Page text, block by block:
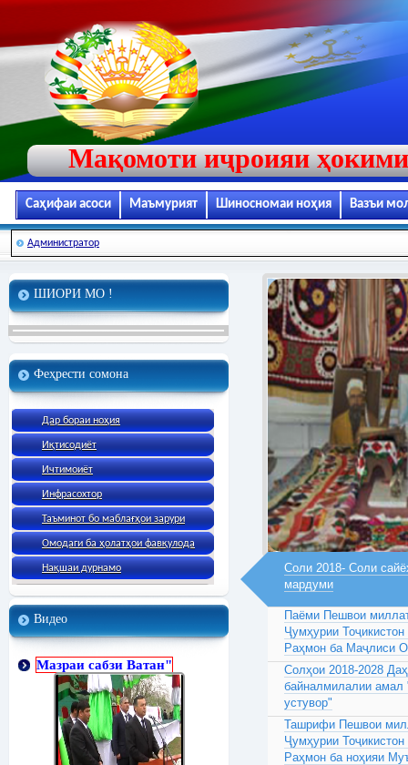
Мақомоти иҷроияи
Саҳифаи асоси Маъмурият Шиносномаи ноҳия Вазъи
Администратор
ШИОРИ МО !
Феҳрести сомона
Дар бораи ноҳия
Иқтисодиёт
Ичтимоиёт
Инфрасохтор
Таъминот бо маблағҳои зарури
Омодаги ба ҳолатҳои фавқулода
Нақшаи дурнамо
Видео
Мазраи сабзи Ватан"
Соли 2018- Соли
мардуми
Паёми Пешвои
Ҷумҳурии
Раҳмон ба Маҷлиси
Солҳои 2018-2028
байналмилалии
устувор"
Ташрифи Пешвои
Ҷумҳурии
Раҳмон ба ноҳияи